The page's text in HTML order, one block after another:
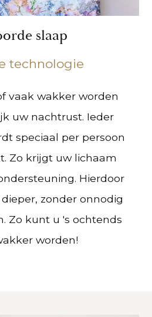
slaap
technologie
vaak wakker worden
uw nachtrust. Ieder
speciaal per persoon
Zo krijgt uw lichaam
Hierdoor
zonder onnodig
Zo kunt u 's ochtends
worden!